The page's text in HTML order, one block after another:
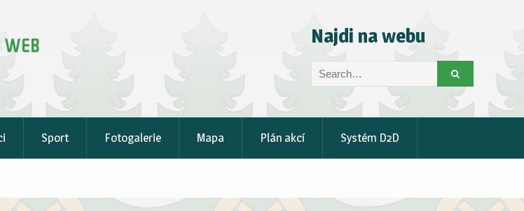
Najdi na webu
Search
for:
Sport Fotogalerie Mapa Plán akcí Systém D2D